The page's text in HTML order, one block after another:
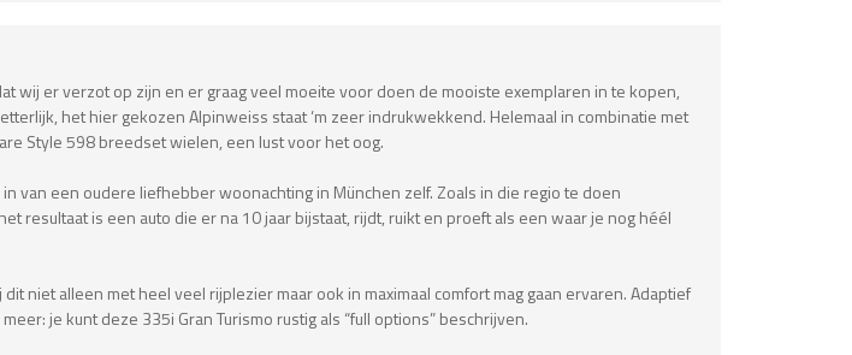
wij er verzot op zijn en er graag veel moeite voor doen de mooiste exemplaren in te kopen,
het hier gekozen Alpinweiss staat ‘m zeer indrukwekkend. Helemaal in combinatie met
Style 598 breedset wielen, een lust voor het oog.
van een oudere liefhebber woonachting in München zelf. Zoals in die regio te doen
is een auto die er na 10 jaar bijstaat, rijdt, ruikt en proeft als een waar je nog héél
niet alleen met heel veel rijplezier maar ook in maximaal comfort mag gaan ervaren. Adaptief
je kunt deze 335i Gran Turismo rustig als “full options” beschrijven.